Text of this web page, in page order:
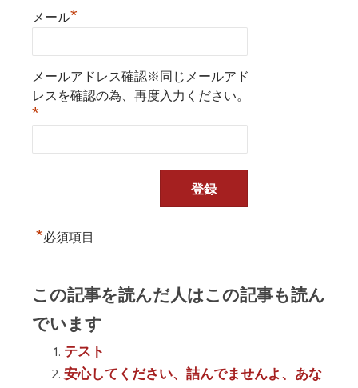
メール*
メールアドレス確認※同じメールアド
レスを確認の為、再度入力ください。
*
*必須項目
この記事を読んだ人はこの記事も読ん
でいます
テスト
安心してください、詰んでませんよ、あな